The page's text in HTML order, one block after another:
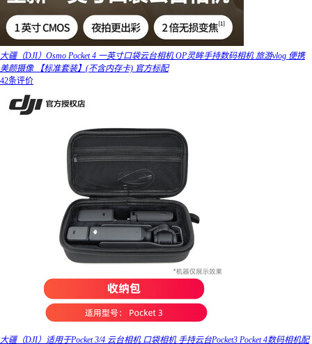
大疆（DJI）Osmo Pocket 4 一英寸口袋云台相机 OP灵眸手持数码相机 旅游vlog 便携
美颜摄像 【标准套装】(不含内存卡) 官方标配
42条评价
大疆（DJI）适用于Pocket 3/4 云台相机 口袋相机 手持云台Pocket3 Pocket 4数码相机配